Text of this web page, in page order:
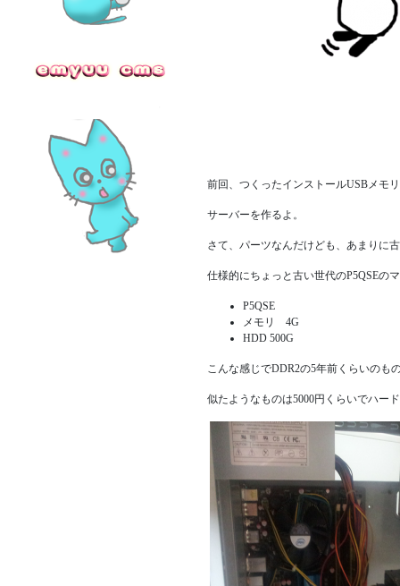
前回、つくったインストールUSBメモ
サーバーを作るよ。
さて、パーツなんだけども、あまりに
仕様的にちょっと古い世代のP5QSEの
P5QSE
メモリ 4G
HDD 500G
こんな感じでDDR2の5年前くらいのも
似たようなものは5000円くらいでハー